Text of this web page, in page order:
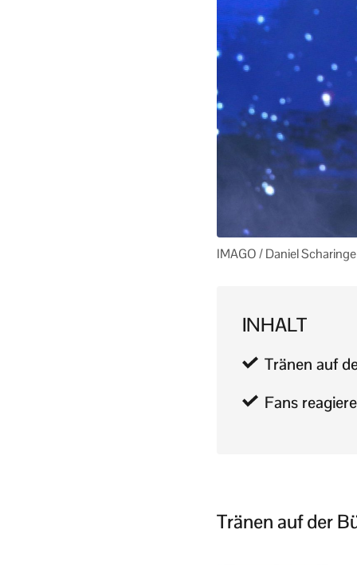
IMAGO / Daniel
INHALT
Tränen auf
Fans
Tränen auf der